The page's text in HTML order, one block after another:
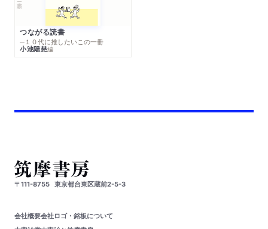
つながる読書
─１０代に推したいこの一冊
小池陽慈編
〒111-8755 東京都台東区蔵前2-5-3
会社概要会社ロゴ・銘板について